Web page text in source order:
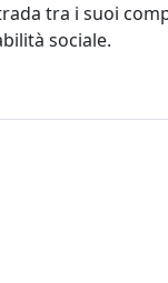
tra i suoi
sociale.